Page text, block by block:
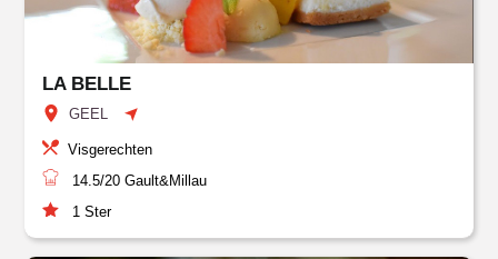
LA BELLE
GEEL
Visgerechten
14.5/20 Gault&Millau
1 Ster